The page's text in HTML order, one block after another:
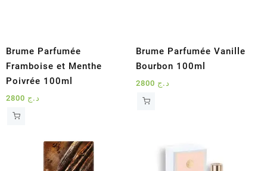
Brume Parfumée
Framboise et Menthe
Poivrée 100ml
د.ج
Brume Parfumée Vanille
Bourbon 100ml
د.ج